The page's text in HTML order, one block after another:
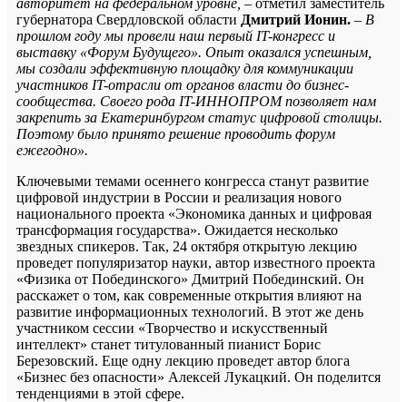
губернатора Свердловской области Дмитрий Ионин. – В
прошлом году мы провели наш первый IT-конгресс и
выставку «Форум Будущего». Опыт оказался успешным,
мы создали эффективную площадку для коммуникации
участников IT-отрасли от органов власти до бизнес-
сообщества. Своего рода IT-ИННОПРОМ позволяет нам
закрепить за Екатеринбургом статус цифровой столицы.
Поэтому было принято решение проводить форум
ежегодно».
Ключевыми темами осеннего конгресса станут развитие
цифровой индустрии в России и реализация нового
национального проекта «Экономика данных и цифровая
трансформация государства». Ожидается несколько
звездных спикеров. Так, 24 октября открытую лекцию
проведет популяризатор науки, автор известного проекта
«Физика от Побединского» Дмитрий Побединский. Он
расскажет о том, как современные открытия влияют на
развитие информационных технологий. В этот же день
участником сессии «Творчество и искусственный
интеллект» станет титулованный пианист Борис
Березовский. Еще одну лекцию проведет автор блога
«Бизнес без опасности» Алексей Лукацкий. Он поделится
тенденциями в этой сфере.